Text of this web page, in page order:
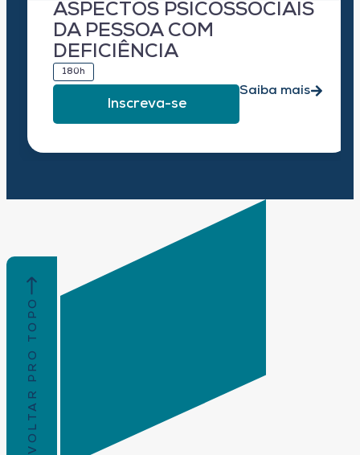
ASPECTOS PSICOSSOCIAIS
DA PESSOA COM
DEFICIÊNCIA
180h
Inscreva-se
Saiba mais
VOLTAR PRO TOPO